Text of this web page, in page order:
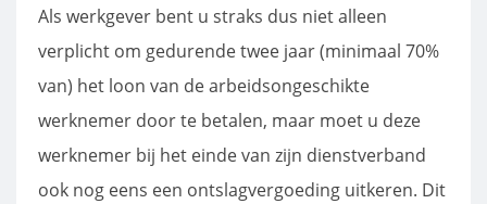
Als werkgever bent u straks dus niet alleen
verplicht om gedurende twee jaar (minimaal 70%
van) het loon van de arbeidsongeschikte
werknemer door te betalen, maar moet u deze
werknemer bij het einde van zijn dienstverband
ook nog eens een ontslagvergoeding uitkeren. Dit